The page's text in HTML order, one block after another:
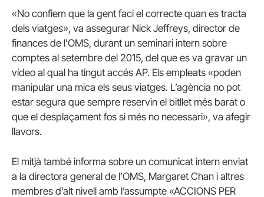
«No confiem que la gent faci el correcte quan es tracta
dels viatges», va assegurar Nick Jeffreys, director de
finances de l’OMS, durant un seminari intern sobre
comptes al setembre del 2015, del que es va gravar un
vídeo al qual ha tingut accés AP. Els empleats «poden
manipular una mica els seus viatges. L’agència no pot
estar segura que sempre reservin el bitllet més barat o
que el desplaçament fos si més no necessari», va afegir
llavors.
El mitjà també informa sobre un comunicat intern enviat
a la directora general de l’OMS, Margaret Chan i altres
membres d’alt nivell amb l’assumpte «ACCIONS PER